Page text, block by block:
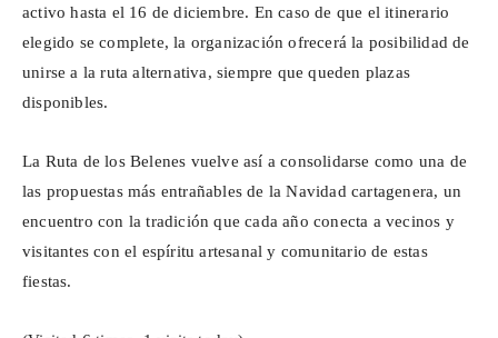
activo hasta el 16 de diciembre. En caso de que el itinerario
elegido se complete, la organización ofrecerá la posibilidad de
unirse a la ruta alternativa, siempre que queden plazas
disponibles.
La Ruta de los Belenes vuelve así a consolidarse como una de
las propuestas más entrañables de la Navidad cartagenera, un
encuentro con la tradición que cada año conecta a vecinos y
visitantes con el espíritu artesanal y comunitario de estas
fiestas.